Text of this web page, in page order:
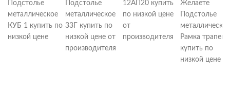
Подстолье
металлическое
КУБ 1 купить по
низкой цене
Подстолье
металлическое
33Г купить по
низкой цене от
производителя
12АП20 купить
по низкой цене
от
производителя
Желаете
Подстолье
металлическое
Рамка
купить по
низкой цене